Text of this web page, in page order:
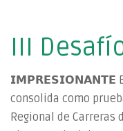
III
𝗜𝗠𝗣𝗥𝗘𝗦𝗜𝗢𝗡𝗔𝗡𝗧𝗘 El
consolida como
Regional de Carreras